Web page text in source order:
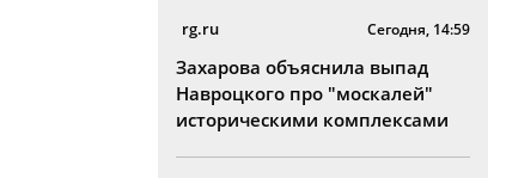
rg.ru Сегодня, 14:59
Захарова объяснила выпад
Навроцкого про "москалей"
историческими комплексами